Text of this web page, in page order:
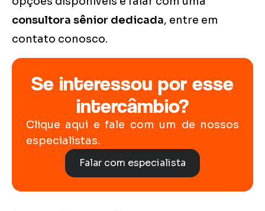
consultora sênior dedicada, entre em
contato conosco.
Se interessou por esse
intercâmbio?
Clique aqui e fale com um de nossos
especialistas.
Falar com especialista